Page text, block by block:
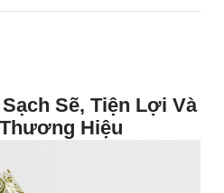
Sẽ, Tiện Lợi Và
Hiệu